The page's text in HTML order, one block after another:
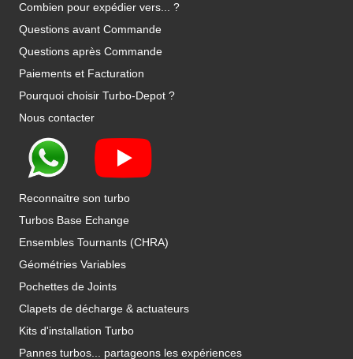
Combien pour expédier vers... ?
Questions avant Commande
Questions après Commande
Paiements et Facturation
Pourquoi choisir Turbo-Depot ?
Nous contacter
Reconnaitre son turbo
Turbos Base Echange
Ensembles Tournants (CHRA)
Géométries Variables
Pochettes de Joints
Clapets de décharge & actuateurs
Kits d'installation Turbo
Pannes turbos... partageons les expériences